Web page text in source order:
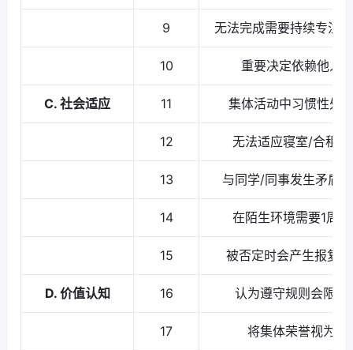
9 无法完成需要持续专注
10 重要决定依赖他人
C. 社会适应 11 集体活动中习惯性处
12 无法适应寝室/合租
13 与同学/同事发生矛盾
14 在陌生环境需要1周
15 被否定时会产生报复
D. 价值认知 16 认为遵守规则会限制
17 将集体荣誉视为形